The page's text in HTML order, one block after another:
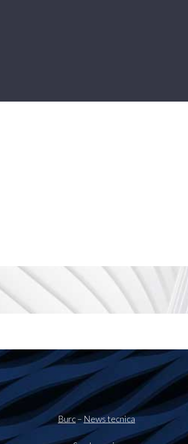
Burc–News tecnica